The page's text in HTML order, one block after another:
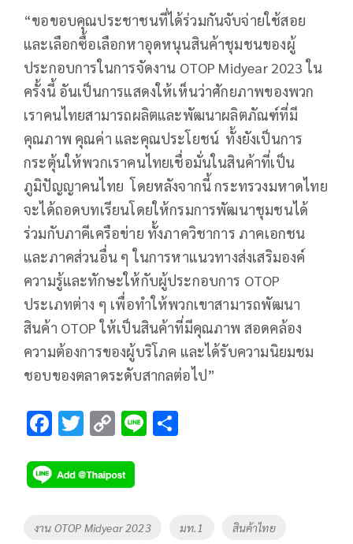
“ขอขอบคุณประชาชนที่ได้ร่วมกันจับจ่ายใช้สอย
และเลือกซื้อเลือกหาอุดหนุนสินค้าชุมชนของผู้
ประกอบการในการจัดงาน OTOP Midyear 2023 ใน
ครั้งนี้ อันเป็นการแสดงให้เห็นว่าศักยภาพของพวก
เราคนไทยสามารถผลิตและพัฒนาผลิตภัณฑ์ที่มี
คุณภาพ คุณค่า และคุณประโยชน์ ทั้งยังเป็นการ
กระตุ้นให้พวกเราคนไทยเชื่อมั่นในสินค้าที่เป็น
ภูมิปัญญาคนไทย โดยหลังจากนี้ กระทรวงมหาดไทย
จะได้ถอดบทเรียนโดยให้กรมการพัฒนาชุมชนได้
ร่วมกับภาคีเครือข่าย ทั้งภาควิชาการ ภาคเอกชน
และภาคส่วนอื่น ๆ ในการหาแนวทางส่งเสริมองค์
ความรู้และทักษะให้กับผู้ประกอบการ OTOP
ประเภทต่าง ๆ เพื่อทำให้พวกเขาสามารถพัฒนา
สินค้า OTOP ให้เป็นสินค้าที่มีคุณภาพ สอดคล้อง
ความต้องการของผู้บริโภค และได้รับความนิยมชม
ชอบของตลาดระดับสากลต่อไป”
F
e
b
o
T
tt
er
C
p
y
Li
Li
Tags
งาน OTOP Midyear 2023 มท.1 สินค้าไทย